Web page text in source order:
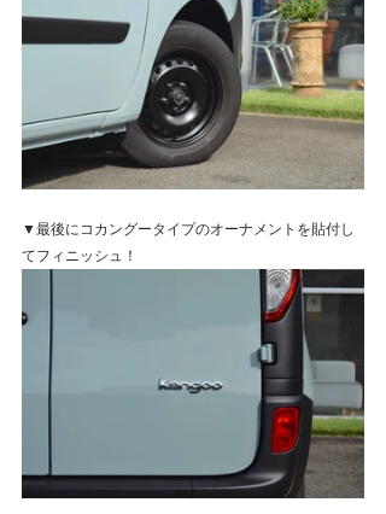
▼最後にコカングータイプのオーナメントを貼付し
てフィニッシュ！